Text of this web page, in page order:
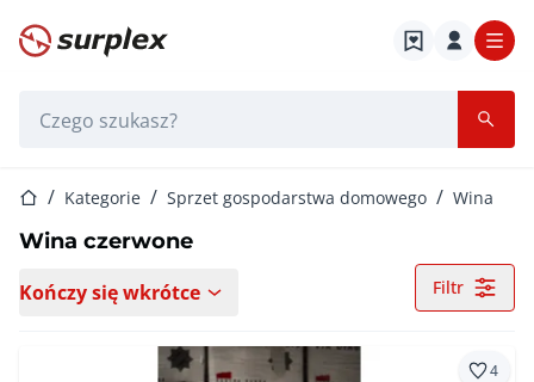
Strona główna
Strona główna
Kategorie Sprzet gospodarstwa domowego Wina
Wina czerwone
Kończy się wkrótce Filtr
4